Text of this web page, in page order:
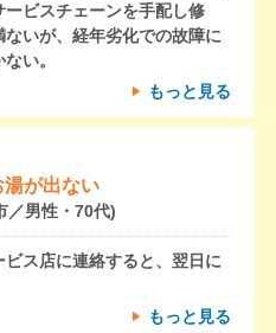
ビスチェーンを手配し修
いが、経年劣化での故障に
い。
もっと見る
湯が出ない
／男性・70代)
ス店に連絡すると、翌日に
もっと見る